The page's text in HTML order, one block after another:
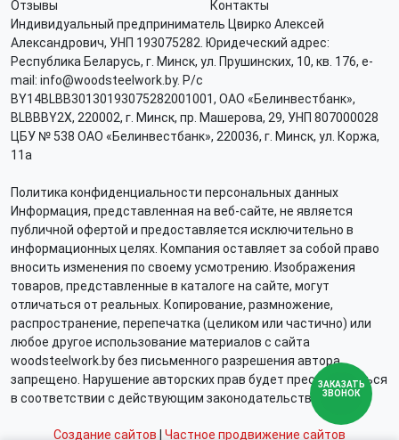
Отзывы
Контакты
Индивидуальный предприниматель Цвирко Алексей
Александрович, УНП 193075282. Юридеческий адрес:
Республика Беларусь, г. Минск, ул. Прушинских, 10, кв. 176, e-
mail: info@woodsteelwork.by. Р/с
BY14BLBB30130193075282001001, ОАО «Белинвестбанк»,
BLBBBY2X, 220002, г. Минск, пр. Машерова, 29, УНП 807000028
ЦБУ № 538 ОАО «Белинвестбанк», 220036, г. Минск, ул. Коржа,
11а
Политика конфиденциальности персональных данных
Информация, представленная на веб-сайте, не является
публичной офертой и предоставляется исключительно в
информационных целях. Компания оставляет за собой право
вносить изменения по своему усмотрению. Изображения
товаров, представленные в каталоге на сайте, могут
отличаться от реальных. Копирование, размножение,
распространение, перепечатка (целиком или частично) или
любое другое использование материалов с сайта
woodsteelwork.by без письменного разрешения автора
запрещено. Нарушение авторских прав будет преследоваться
в соответствии с действующим законодательством.
Создание сайтов Частное продвижение сайтов
ЗАКАЗАТЬ
ЗВОНОК